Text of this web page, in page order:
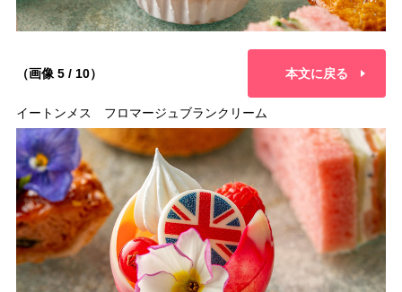
（画像 5 / 10） 本文に戻る
イートンメス フロマージュブランクリーム